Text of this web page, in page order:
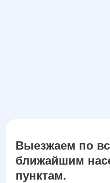
Выезжаем по
ближайшим
пунктам.